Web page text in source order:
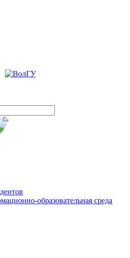
Пожалуйста
образовательная среда